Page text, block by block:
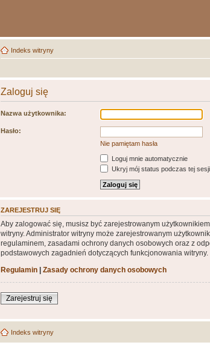
Indeks witryny
Zaloguj się
Nazwa użytkownika:
Hasło:
Nie pamiętam hasła
Loguj mnie automatycznie
Ukryj mój status podczas tej sesji
ZAREJESTRUJ SIĘ
Aby zalogować się, musisz być zarejestrowanym
witryny. Administrator witryny może zarejestrowanym
regulaminem, zasadami ochrony danych osobowych oraz z
podstawowych zagadnień dotyczących funkcjonowania witryny.
Regulamin
Zasady ochrony danych osobowych
Zarejestruj się
Indeks witryny